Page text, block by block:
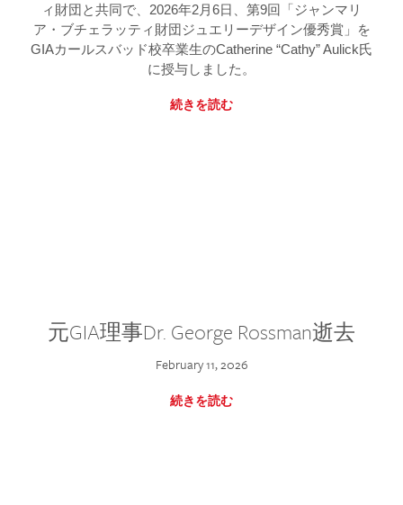
ィ財団と共同で、2026年2月6日、第9回「ジャンマリ
ア・ブチェラッティ財団ジュエリーデザイン優秀賞」を
GIAカールスバッド校卒業生のCatherine “Cathy” Aulick氏
に授与しました。
続きを読む
元GIA理事Dr. George Rossman逝去
February 11, 2026
続きを読む